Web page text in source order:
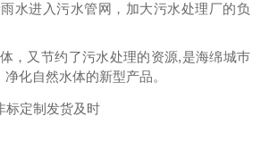
水进入污水管网，加大污水处理厂的负
，又节约了污水处理的资源,是海绵城巿
化自然水体的新型产品。